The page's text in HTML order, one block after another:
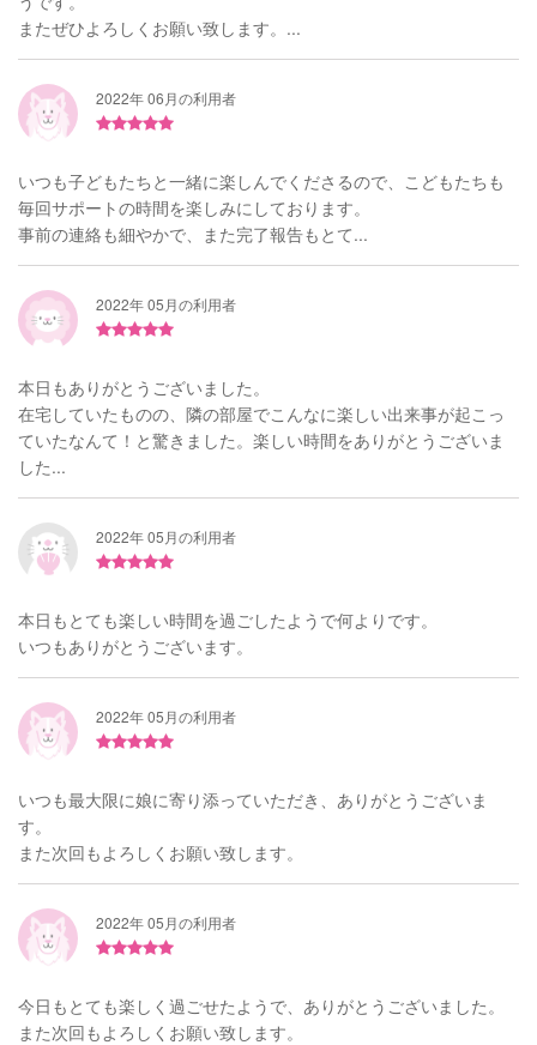
またぜひよろしくお願い致します。...
2022年 06月の利用者
いつも子どもたちと一緒に楽しんでくださるので、こどもたちも
毎回サポートの時間を楽しみにしております。
事前の連絡も細やかで、また完了報告もとて...
2022年 05月の利用者
本日もありがとうございました。
在宅していたものの、隣の部屋でこんなに楽しい出来事が起こっ
ていたなんて！と驚きました。楽しい時間をありがとうございま
した...
2022年 05月の利用者
本日もとても楽しい時間を過ごしたようで何よりです。
いつもありがとうございます。
2022年 05月の利用者
いつも最大限に娘に寄り添っていただき、ありがとうございま
す。
また次回もよろしくお願い致します。
2022年 05月の利用者
今日もとても楽しく過ごせたようで、ありがとうございました。
また次回もよろしくお願い致します。